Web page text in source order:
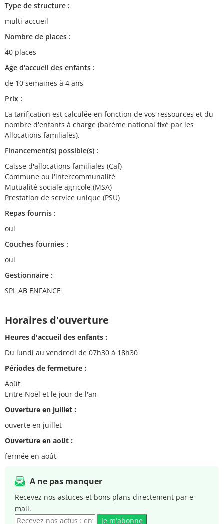
Type de structure :
multi-accueil
Nombre de places :
40 places
Age d'accueil des enfants :
de 10 semaines à 4 ans
Prix :
La tarification est calculée en fonction de vos ressources et du
nombre d'enfants à charge (barème national fixé par les
Allocations familiales).
Financement(s) possible(s) :
Caisse d'allocations familiales (Caf)
Commune ou l'intercommunalité
Mutualité sociale agricole (MSA)
Prestation de service unique (PSU)
Repas fournis :
oui
Couches fournies :
oui
Gestionnaire :
SPL AB ENFANCE
Horaires d'ouverture
Heures d'accueil des enfants :
Du lundi au vendredi de 07h30 à 18h30
Périodes de fermeture :
Août
Entre Noël et le jour de l'an
Ouverture en juillet :
ouverte en juillet
Ouverture en août :
fermée en août
A ne pas manquer
Recevez nos astuces et bons plans directement par e-
mail.
Je m'abonne